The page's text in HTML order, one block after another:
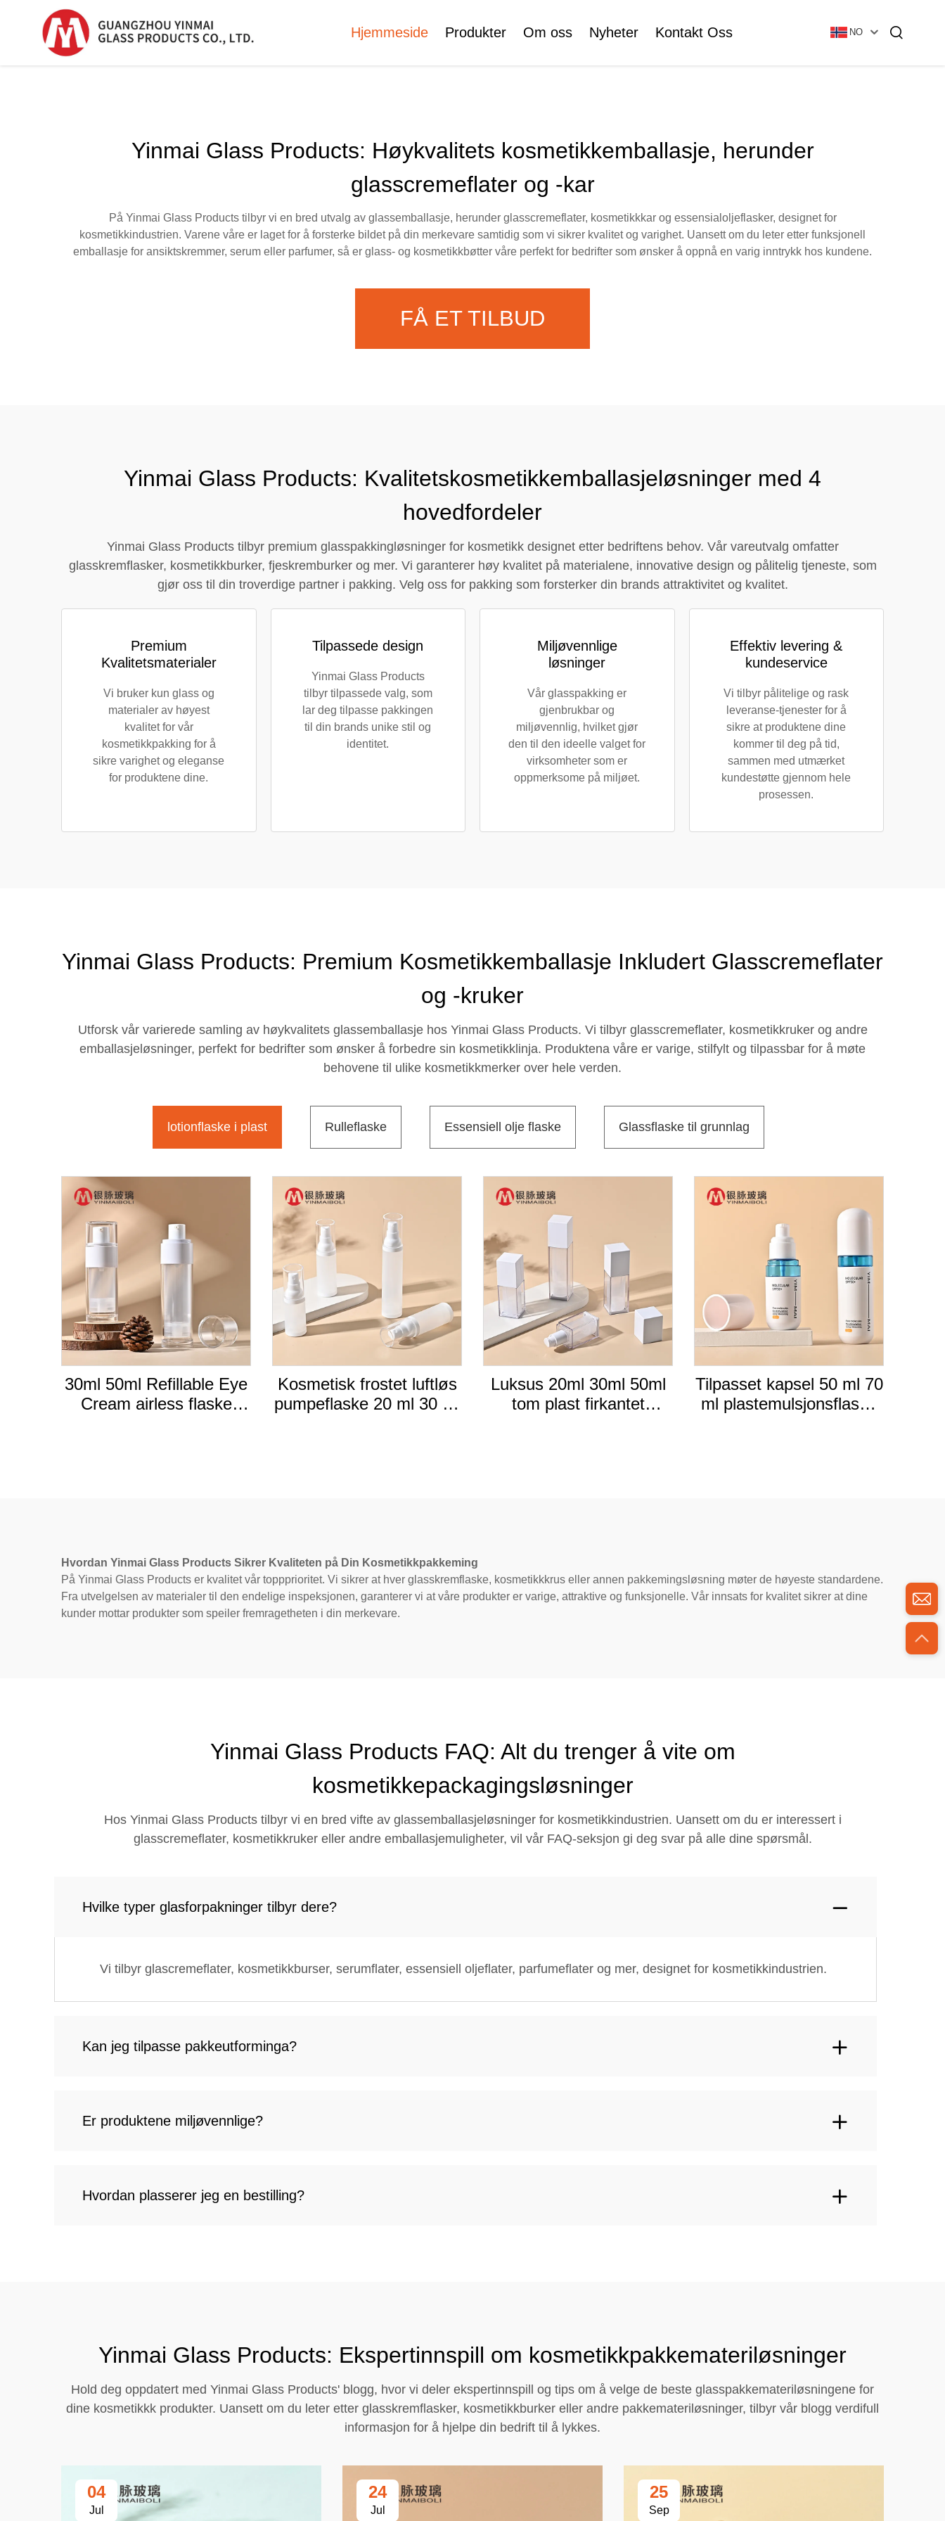
Hjemmeside Produkter
Plast Dråpeflaske
Kosmetikk Rør Skjønnhetsflaskesett
Plastisk
Skjønnhetsflaskesett
Rørformet Glasvial
Om oss Nyheter Kontakt Oss NO
Yinmai Glass Products: Høykvalitets kosmetikkemballasje, herunder
glasscremeflater og -kar
På Yinmai Glass Products tilbyr vi en bred utvalg av glassemballasje, herunder glasscremeflater, kosmetikkkar og essensialoljeflasker, designet for
kosmetikkindustrien. Varene våre er laget for å forsterke bildet på din merkevare samtidig som vi sikrer kvalitet og varighet. Uansett om du leter etter funksjonell
emballasje for ansiktskremmer, serum eller parfumer, så er glass- og kosmetikkbøtter våre perfekt for bedrifter som ønsker å oppnå en varig inntrykk hos kundene.
FÅ ET TILBUD
Yinmai Glass Products: Kvalitetskosmetikkemballasjeløsninger med 4
hovedfordeler
Yinmai Glass Products tilbyr premium glasspakkingløsninger for kosmetikk designet etter bedriftens behov. Vår vareutvalg omfatter
glasskremflasker, kosmetikkburker, fjeskremburker og mer. Vi garanterer høy kvalitet på materialene, innovative design og pålitelig tjeneste, som
gjør oss til din troverdige partner i pakking. Velg oss for pakking som forsterker din brands attraktivitet og kvalitet.
Premium
Kvalitetsmaterialer
Vi bruker kun glass og
materialer av høyest
kvalitet for vår
kosmetikkpakking for å
sikre varighet og eleganse
for produktene dine.
Tilpassede design
Yinmai Glass Products
tilbyr tilpassede valg, som
lar deg tilpasse pakkingen
til din brands unike stil og
identitet.
Miljøvennlige
løsninger
Vår glasspakking er
gjenbrukbar og
miljøvennlig, hvilket gjør
den til den ideelle valget for
virksomheter som er
oppmerksome på miljøet.
Effektiv levering &
kundeservice
Vi tilbyr pålitelige og rask
leveranse-tjenester for å
sikre at produktene dine
kommer til deg på tid,
sammen med utmærket
kundestøtte gjennom hele
prosessen.
Yinmai Glass Products: Premium Kosmetikkemballasje Inkludert Glasscremeflater
og -kruker
Utforsk vår varierede samling av høykvalitets glassemballasje hos Yinmai Glass Products. Vi tilbyr glasscremeflater, kosmetikkruker og andre
emballasjeløsninger, perfekt for bedrifter som ønsker å forbedre sin kosmetikklinja. Produktena våre er varige, stilfylt og tilpassbar for å møte
behovene til ulike kosmetikkmerker over hele verden.
lotionflaske i plast Rulleflaske Essensiell olje flaske Glassflaske til grunnlag
30ml 50ml Refillable Eye
Cream airless flaske
Kosmetisk frostet luftløs
pumpeflaske 20 ml 30 ml
Luksus 20ml 30ml 50ml
tom plast firkantet
Tilpasset kapsel 50 ml 70
ml plastemulsjonsflaske
Hvordan Yinmai Glass Products Sikrer Kvaliteten på Din Kosmetikkpakkeming
På Yinmai Glass Products er kvalitet vår toppprioritet. Vi sikrer at hver glasskremflaske, kosmetikkkrus eller annen pakkemingsløsning møter de høyeste standardene.
Fra utvelgelsen av materialer til den endelige inspeksjonen, garanterer vi at våre produkter er varige, attraktive og funksjonelle. Vår innsats for kvalitet sikrer at dine
kunder mottar produkter som speiler fremragetheten i din merkevare.
Yinmai Glass Products FAQ: Alt du trenger å vite om
kosmetikkepackagingsløsninger
Hos Yinmai Glass Products tilbyr vi en bred vifte av glassemballasjeløsninger for kosmetikkindustrien. Uansett om du er interessert i
glasscremeflater, kosmetikkruker eller andre emballasjemuligheter, vil vår FAQ-seksjon gi deg svar på alle dine spørsmål.
Hvilke typer glasforpakninger tilbyr dere?
Vi tilbyr glascremeflater, kosmetikkburser, serumflater, essensiell oljeflater, parfumeflater og mer, designet for kosmetikkindustrien.
Kan jeg tilpasse pakkeutforminga?
Er produktene miljøvennlige?
Hvordan plasserer jeg en bestilling?
Yinmai Glass Products: Ekspertinnspill om kosmetikkpakkemateriløsninger
Hold deg oppdatert med Yinmai Glass Products' blogg, hvor vi deler ekspertinnspill og tips om å velge de beste glasspakkemateriløsningene for
dine kosmetikkk produkter. Uansett om du leter etter glasskremflasker, kosmetikkburker eller andre pakkemateriløsninger, tilbyr vår blogg verdifull
informasjon for å hjelpe din bedrift til å lykkes.
04
Jul
24
Jul
25
Sep